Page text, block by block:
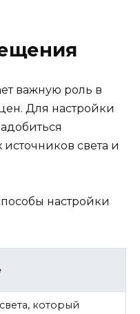
важную роль в
Для настройки
света и
настройки
который